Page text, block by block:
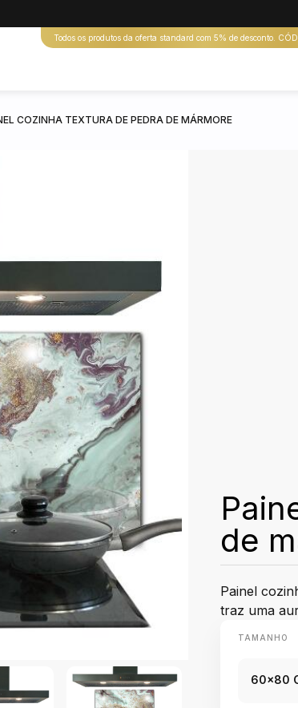
Todos os produtos da oferta standard com 5% de desconto.
COZINHA TEXTURA DE PEDRA DE MÁRMORE
de
Painel
traz uma
TAMANHO
60x80